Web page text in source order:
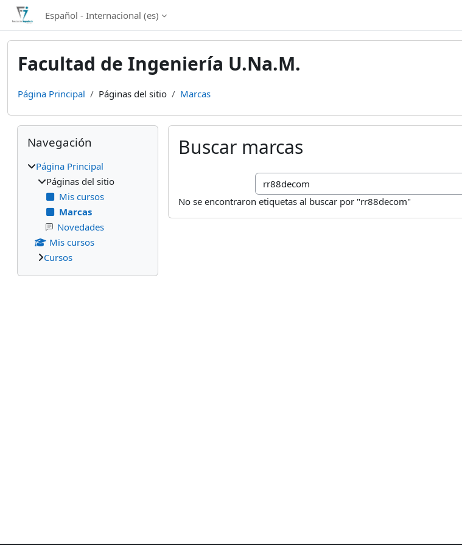
Salta al contenido principal
Español - Internacional ‎(es)‎
Facultad de Ingeniería U.Na.M.
Página Principal Páginas del sitio Marcas
Buscar marcas
Buscar marcas
No se encontraron etiquetas al buscar por "rr88decom"
Bloques
Salta Navegación
Navegación
Página Principal
Páginas del sitio
Mis cursos
Marcas
Novedades
Mis cursos
Cursos